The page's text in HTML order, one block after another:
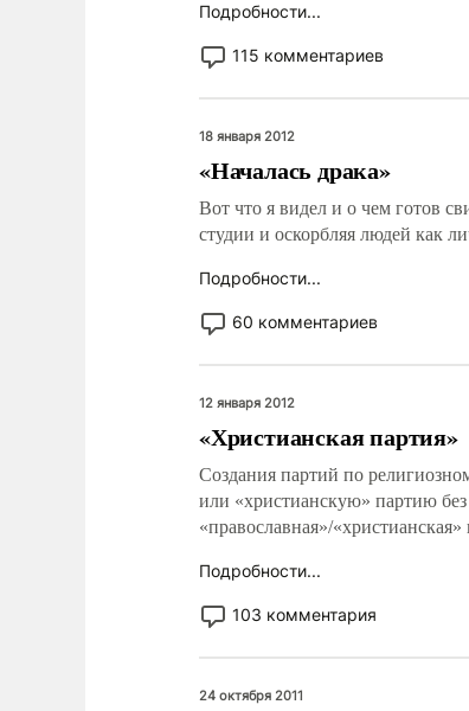
Подробности...
115 комментариев
18 января 2012
«Началась драка»
Вот что я видел и о чем готов
студии и оскорбляя людей как
Подробности...
60 комментариев
12 января 2012
«Христианская партия»
Создания партий по
или «христианскую» партию
«православная»/
Подробности...
103 комментария
24 октября 2011